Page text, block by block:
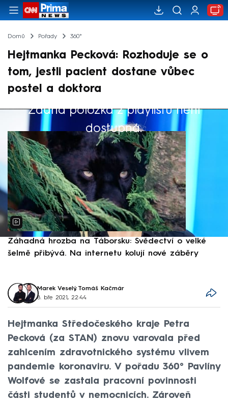
Domů Pořady 360°
Hejtmanka Pecková: Rozhoduje se o
tom, jestli pacient dostane vůbec
postel a doktora
Žádná položka z playlistu není
dostupná.
Výběr redakce
Záhadná hrozba na Táborsku: Svědectví o velké
šelmě přibývá. Na internetu kolují nové záběry
Marek Veselý, Tomáš Kačmár
8. bře 2021, 22:44
Hejtmanka Středočeského kraje Petra
Pecková (za STAN) znovu varovala před
zahlcením zdravotnického systému vlivem
pandemie koronaviru. V pořadu 360° Pavlíny
Wolfové se zastala pracovní povinnosti
části studentů v nemocnicích. Zároveň